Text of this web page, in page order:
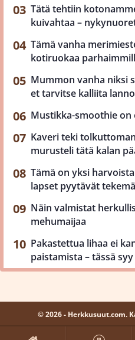
Tätä tehtiin
kuivahtaa –
Tämä vanha
kotiruokaa
Mummon vanha niksi
et tarvitse kalliita
Mustikka-smoothie on
Kaveri teki
murusteli tätä kalan
Tämä on yksi
lapset pyytävät
Näin valmistat
mehumaijaa
Pakastettua lihaa ei
paistamista – tässä syy
© 2026 - Herkkusuut.com.